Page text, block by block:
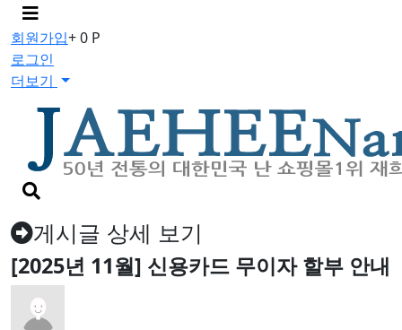
메
뉴
버
튼
회원가입+ 0 P
로그인
더보기
검
색
버
튼게시글 상세 보기
[2025년 11월] 신용카드 무이자 할부 안내